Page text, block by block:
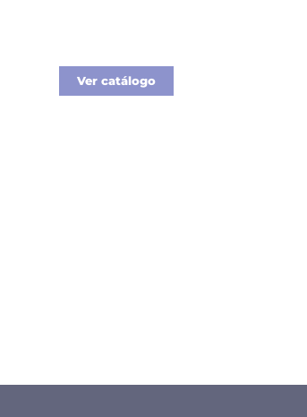
Ver catálogo